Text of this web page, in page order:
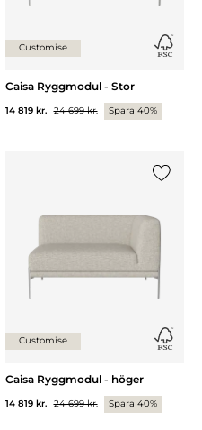
Customise
Caisa Ryggmodul - Stor
14 819 kr. 24 699 kr. Spara 40%
Customise
Caisa Ryggmodul - höger
14 819 kr. 24 699 kr. Spara 40%